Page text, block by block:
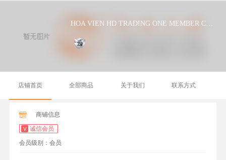
HOA VIEN HD TRADING ONE MEMBER COMPANY LIMITED
店铺首页 全部商品 关于我们 联系方式
商铺信息
诚信会员
会员级别：会员